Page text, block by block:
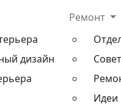
дизайн
Ремонт
Идеи